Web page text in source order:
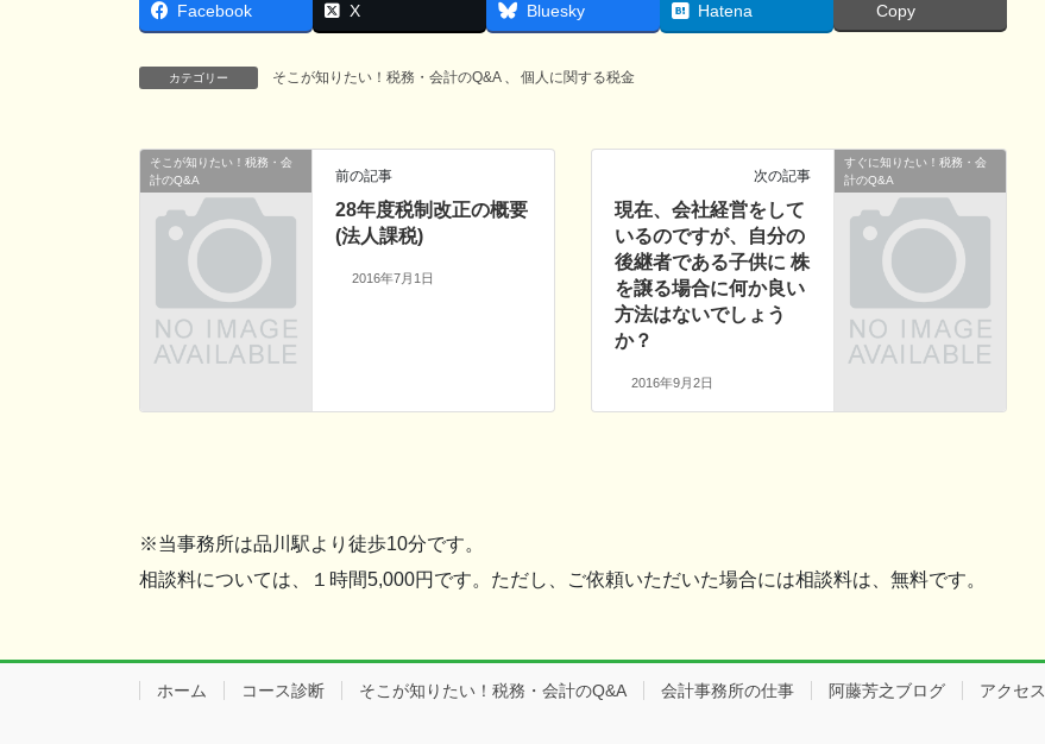
Facebook X Bluesky Hatena Copy
カテゴリー そこが知りたい！税務・会計のQ&A 、 個人に関する税金
そこが知りたい！税務・会
計のQ&A
前の記事
28年度税制改正の概要
(法人課税)
2016年7月1日
すぐに知りたい！税務・会
計のQ&A
次の記事
現在、会社経営をして
いるのですが、自分の
後継者である子供に 株
を譲る場合に何か良い
方法はないでしょう
か？
2016年9月2日
※当事務所は品川駅より徒歩10分です。
相談料については、１時間5,000円です。ただし、ご依頼いただいた場合には相談料は、無料です。
ホーム コース診断 そこが知りたい！税務・会計のQ&A 会計事務所の仕事 阿藤芳之ブログ アクセス